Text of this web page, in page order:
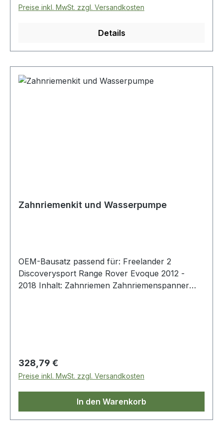
Preise inkl. MwSt. zzgl. Versandkosten
Details
Zahnriemenkit und Wasserpumpe
OEM-Bausatz passend für: Freelander 2
Discoverysport Range Rover Evoque 2012 -
2018 Inhalt: Zahnriemen Zahnriemenspanner
Regulärer Preis:
328,79 €
Preise inkl. MwSt. zzgl. Versandkosten
In den Warenkorb